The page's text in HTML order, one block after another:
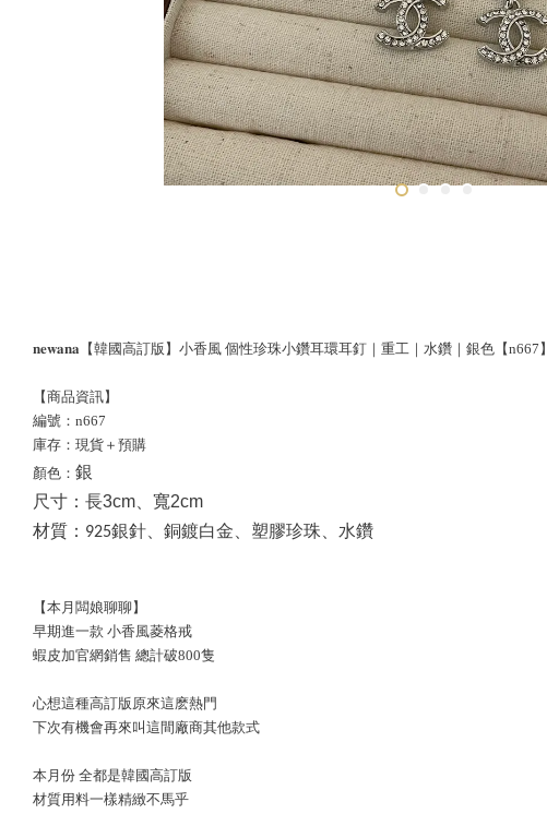
𝐧𝐞𝐰𝐚𝐧𝐚【韓國高訂版】小香風 個性珍珠小鑽耳環耳釘｜重工｜水鑽｜銀色【n667】
【商品資訊】
編號：n667
庫存：現貨＋預購
顏色： 銀
尺寸： 長3cm、寬2cm
材質： 925銀針、銅鍍白金、塑膠珍珠、水鑽
【本月闆娘聊聊】
早期進一款 小香風菱格戒
蝦皮加官網銷售 總計破800隻
心想這種高訂版原來這麽熱門
下次有機會再來叫這間廠商其他款式
本月份 全都是韓國高訂版
材質用料一樣精緻不馬乎